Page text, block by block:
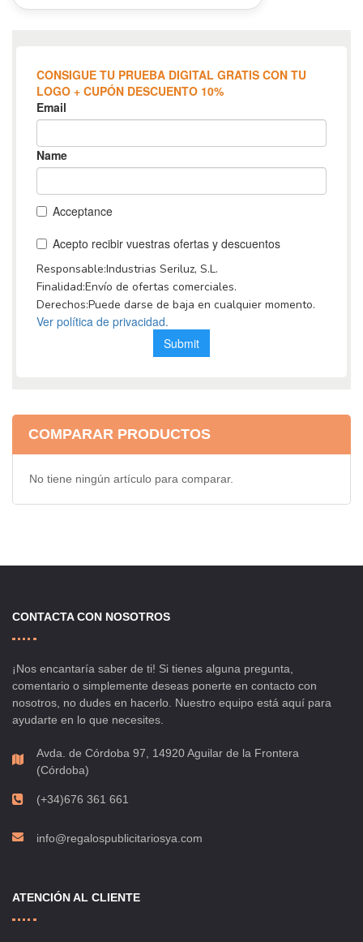
COMPARAR PRODUCTOS
No tiene ningún artículo para comparar.
CONTACTA CON NOSOTROS
¡Nos encantaría saber de ti! Si tienes alguna pregunta,
comentario o simplemente deseas ponerte en contacto con
nosotros, no dudes en hacerlo. Nuestro equipo está aquí para
ayudarte en lo que necesites.
Avda. de Córdoba 97, 14920 Aguilar de la Frontera
(Córdoba)
(+34)676 361 661
info@regalospublicitariosya.com
ATENCIÓN AL CLIENTE